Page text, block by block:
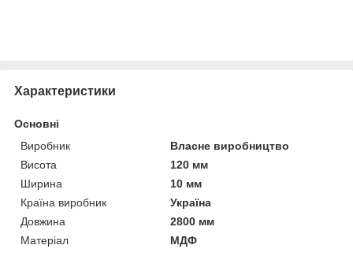
Характеристики
Основні
Виробник
Власне виробництво
Висота
120 мм
Ширина
10 мм
Країна виробник
Україна
Довжина
2800 мм
Матеріал
МДФ